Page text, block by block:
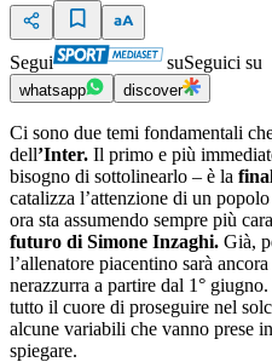
Segui suSeguici su
whatsapp discover
Ci sono due temi fondamentali
dell’Inter. Il primo e più
bisogno di sottolinearlo – è la
catalizza l’attenzione di un
ora sta assumendo sempre più
futuro di Simone Inzaghi. Già,
l’allenatore piacentino sarà
nerazzurra a partire dal 1° giugno.
tutto il cuore di proseguire nel
alcune variabili che vanno prese
spiegare.